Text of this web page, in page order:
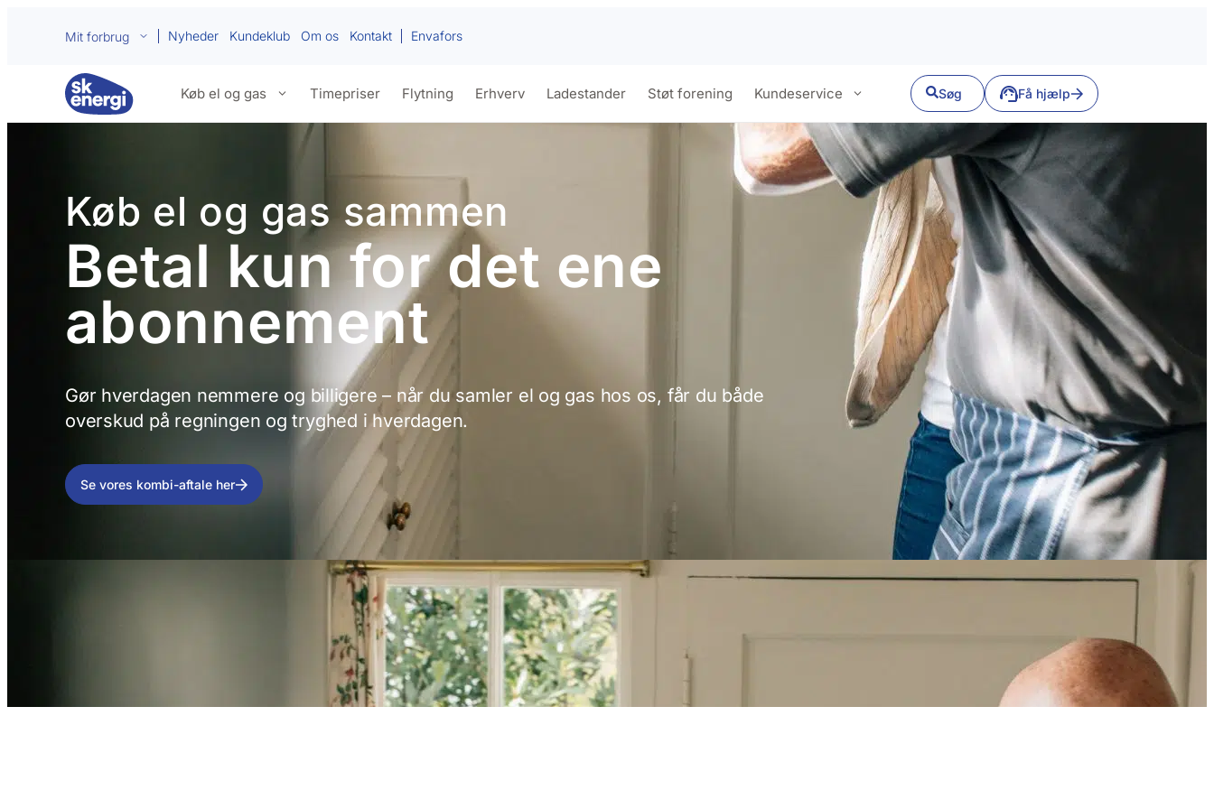
Mit forbrug Nyheder Kundeklub Om os Kontakt Envafors
Køb el og gas Timepriser Flytning Erhverv Ladestander Støt forening Kundeservice Søg Få hjælp
Køb el og gas sammen
Betal kun for det ene
abonnement
Gør hverdagen nemmere og billigere – når du samler el og gas hos os, får du både
overskud på regningen og tryghed i hverdagen.
Se vores kombi-aftale her